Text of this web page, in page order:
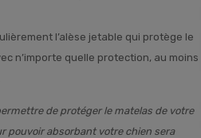
l’alèse jetable qui protège le
n’importe quelle protection, au moins
de protéger le matelas de votre
pouvoir absorbant votre chien sera